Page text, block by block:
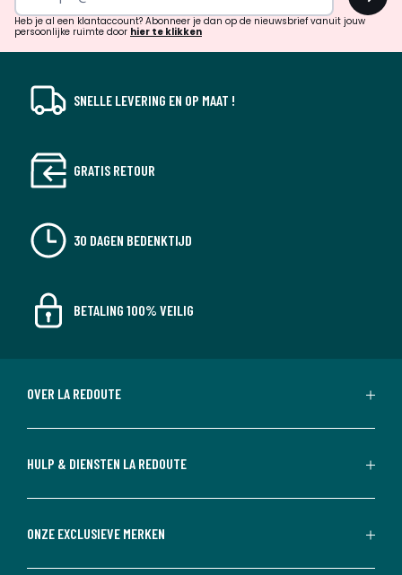
verrassingen?
Heb je al een klantaccount? Abonneer je dan op de nieuwsbrief vanuit jouw
persoonlijke ruimte door hier te klikken
SNELLE LEVERING EN OP MAAT !
GRATIS RETOUR
30 DAGEN BEDENKTIJD
BETALING 100% VEILIG
OVER LA REDOUTE
HULP & DIENSTEN LA REDOUTE
ONZE EXCLUSIEVE MERKEN